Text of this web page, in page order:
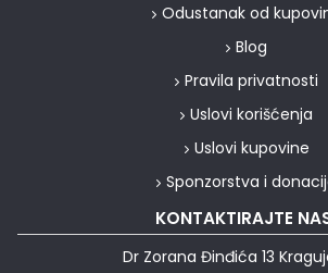
Odustanak od
Blog
Pravila privatnosti
Uslovi korišćenja
Uslovi kupovine
Sponzorstva i
KONTAKTIRAJTE
Dr Zorana Đinđića 13